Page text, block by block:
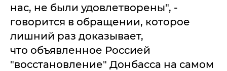
нас, не были удовлетворены", -
говорится в обращении, которое
лишний раз доказывает,
что объявленное Россией
"восстановление" Донбасса на самом